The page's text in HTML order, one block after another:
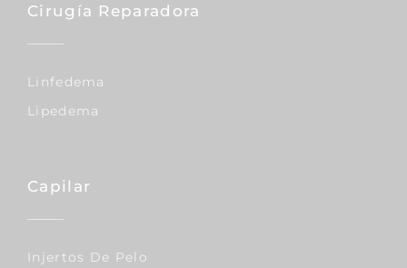
Cirugía Reparadora
Linfedema
Lipedema
Capilar
Injertos De Pelo